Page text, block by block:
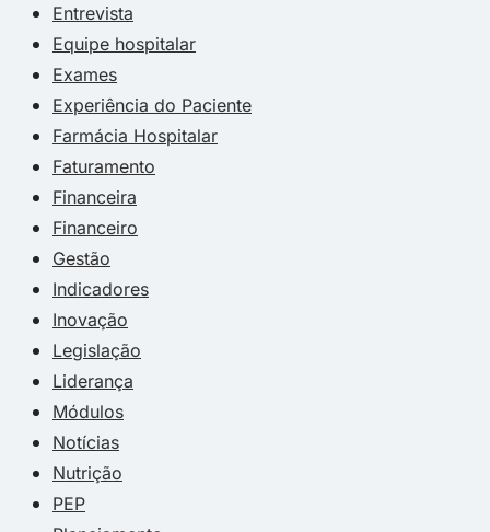
Entrevista
Equipe hospitalar
Exames
Experiência do Paciente
Farmácia Hospitalar
Faturamento
Financeira
Financeiro
Gestão
Indicadores
Inovação
Legislação
Liderança
Módulos
Notícias
Nutrição
PEP